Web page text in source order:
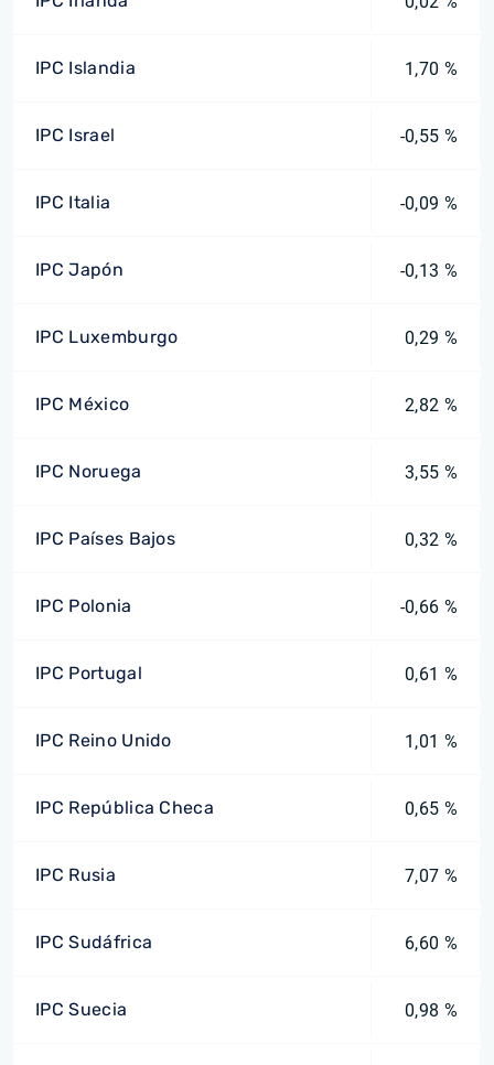
IPC Islandia 1,70 %
IPC Israel -0,55 %
IPC Italia -0,09 %
IPC Japón -0,13 %
IPC Luxemburgo 0,29 %
IPC México 2,82 %
IPC Noruega 3,55 %
IPC Países Bajos 0,32 %
IPC Polonia -0,66 %
IPC Portugal 0,61 %
IPC Reino Unido 1,01 %
IPC República Checa 0,65 %
IPC Rusia 7,07 %
IPC Sudáfrica 6,60 %
IPC Suecia 0,98 %